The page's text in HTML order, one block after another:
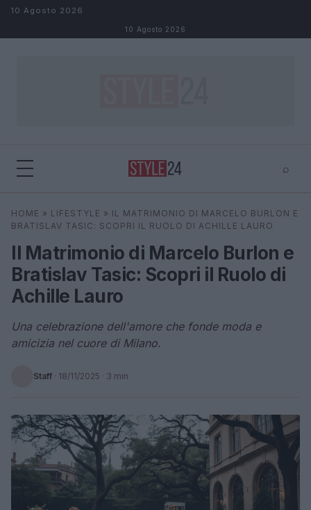
Salta al contenuto
10 Agosto 2026
10 Agosto 2026
⌕
Cerca ⌕ ×
HOME » LIFESTYLE » IL MATRIMONIO DI MARCELO BURLON E
BRATISLAV TASIC: SCOPRI IL RUOLO DI ACHILLE LAURO
Il Matrimonio di Marcelo Burlon e
Bratislav Tasic: Scopri il Ruolo di
Achille Lauro
Una celebrazione dell'amore che fonde moda e
amicizia nel cuore di Milano.
Staff · 18/11/2025 · 3 min